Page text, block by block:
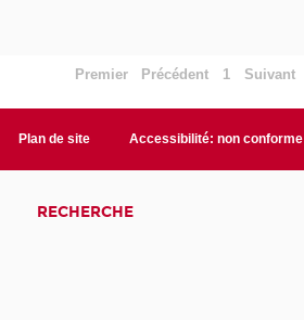
Premier Précédent 1 Suivant
Plan de site Accessibilité: non conforme
RECHERCHE